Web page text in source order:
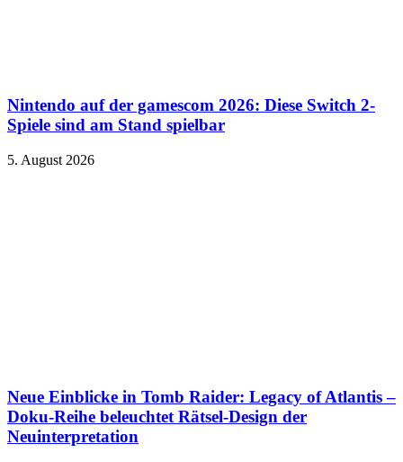
Nintendo auf der gamescom 2026: Diese Switch 2-
Spiele sind am Stand spielbar
5. August 2026
Neue Einblicke in Tomb Raider: Legacy of Atlantis –
Doku-Reihe beleuchtet Rätsel-Design der
Neuinterpretation